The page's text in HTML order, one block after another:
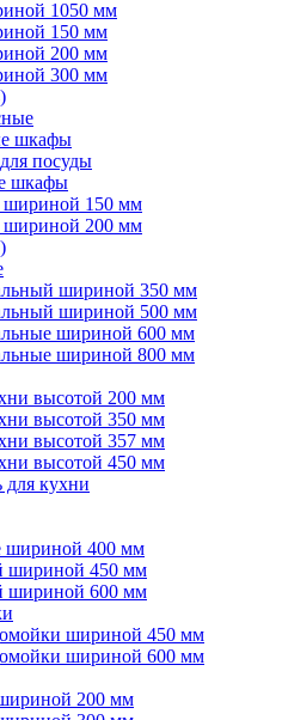
1050 мм
150 мм
200 мм
300 мм
шкафы
посуды
шкафы
150 мм
200 мм
шириной 350 мм
шириной 500 мм
шириной 600 мм
шириной 800 мм
высотой 200 мм
высотой 350 мм
высотой 357 мм
высотой 450 мм
для кухни
шириной 400 мм
шириной 450 мм
шириной 600 мм
шириной 450 мм
шириной 600 мм
200 мм